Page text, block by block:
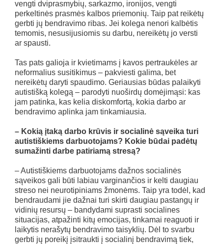
vengti dviprasmybių, sarkazmo, ironijos, vengti
perkeltinės prasmės kalbos priemonių. Taip pat reikėtų
gerbti jų bendravimo ribas. Jei kolega nenori kalbėtis
temomis, nesusijusiomis su darbu, nereikėtų jo versti
ar spausti.
Tas pats galioja ir kvietimams į kavos pertraukėles ar
neformalius susitikimus – pakviesti galima, bet
nereikėtų daryti spaudimo. Geriausias būdas palaikyti
autistišką kolegą – parodyti nuoširdų domėjimąsi: kas
jam patinka, kas kelia diskomfortą, kokia darbo ar
bendravimo aplinka jam tinkamiausia.
– Kokią įtaką darbo krūvis ir socialinė sąveika turi
autistiškiems darbuotojams? Kokie būdai padėtų
sumažinti darbe patiriamą stresą?
– Autistiškiems darbuotojams dažnos socialinės
sąveikos gali būti labiau varginančios ir kelti daugiau
streso nei neurotipiniams žmonėms. Taip yra todėl, kad
bendraudami jie dažnai turi skirti daugiau pastangų ir
vidinių resursų – bandydami suprasti socialines
situacijas, atpažinti kitų emocijas, tinkamai reaguoti ir
laikytis nerašytų bendravimo taisyklių. Dėl to svarbu
gerbti jų poreikį įsitraukti į socialinį bendravimą tiek,